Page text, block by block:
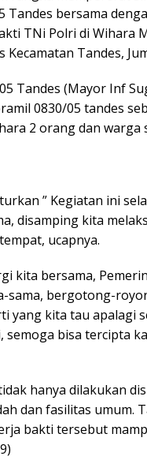
bersama
TNi Polri di Wihara
Tandes,
Tandes (Mayor Inf
0830/05 tandes
2 orang dan warga
” Kegiatan ini
disamping kita
ucapnya.
kita bersama,
sama, bergotong-
yang kita tau apalagi
bisa tercipta
hanya dilakukan
dan fasilitas umum.
bakti tersebut